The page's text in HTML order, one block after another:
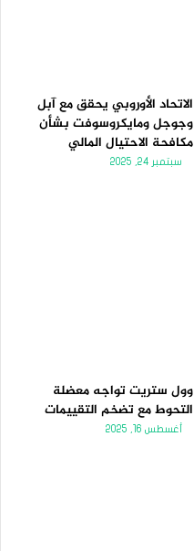
الاتحاد الأوروبي يحقق مع آبل
وجوجل ومايكروسوفت بشأن
مكافحة الاحتيال المالي
سبتمبر 24, 2025
وول ستريت تواجه معضلة
التحوط مع تضخم التقييمات
أغسطس 16, 2025